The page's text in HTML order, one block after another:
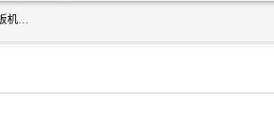
艾斯曼(张家港)技术工程设备有限公司是一家以新型建材生产设备生产制造，公司的主要经营产品有塑料中空模板机器、PET片材设备、可降解餐盒设备、树脂瓦设备、管材生产线、琉璃瓦设备等，艾斯曼机械在国内及国外享有较高盛誉拥有众多长期合作的老客户。